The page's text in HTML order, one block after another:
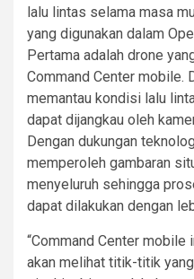
lalu lintas selama masa
yang digunakan dalam
Pertama adalah drone
Command Center mobile.
memantau kondisi lalu
dapat dijangkau oleh
Dengan dukungan
memperoleh gambaran
menyeluruh sehingga
dapat dilakukan dengan
“Command Center
akan melihat titik-titik